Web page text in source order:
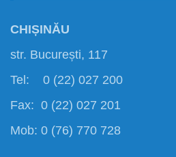
CHIȘINĂU
str. București, 117
Tel: 0 (22) 027 200
Fax: 0 (22) 027 201
Mob: 0 (76) 770 728